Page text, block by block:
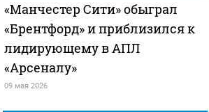
«Манчестер Сити» обыграл
«Брентфорд» и приблизился к
лидирующему в АПЛ
«Арсеналу»
09 мая 2026